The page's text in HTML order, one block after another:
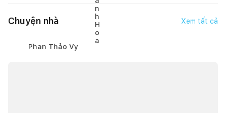
Chuyện nhà Xem tất cả
Phan Thảo Vy